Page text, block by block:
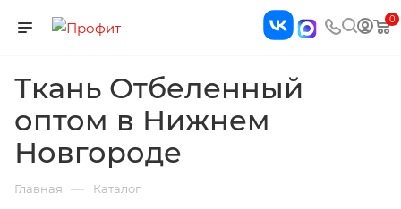
0
Ткань Отбеленный
оптом в Нижнем
Новгороде
Главная — Каталог